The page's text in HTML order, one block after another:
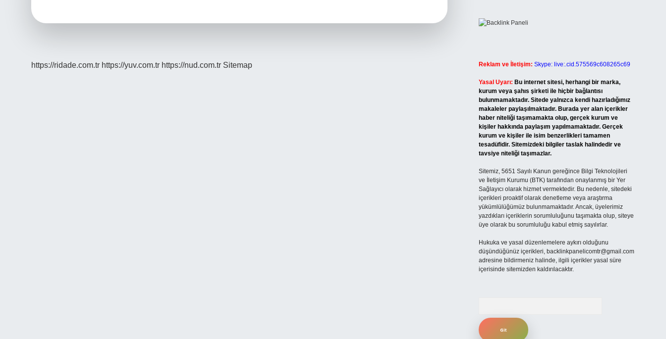
https://ridade.com.tr https://yuv.com.tr https://nud.com.tr Sitemap Reklam ve İletişim: Skype: live:.cid.575569c608265c69
Yasal Uyarı: Bu internet sitesi, herhangi bir marka,
kurum veya şahıs şirketi ile hiçbir bağlantısı
bulunmamaktadır. Sitede yalnızca kendi hazırladığımız
makaleler paylaşılmaktadır. Burada yer alan içerikler
haber niteliği taşımamakta olup, gerçek kurum ve
kişiler hakkında paylaşım yapılmamaktadır. Gerçek
kurum ve kişiler ile isim benzerlikleri tamamen
tesadüfidir. Sitemizdeki bilgiler taslak halindedir ve
tavsiye niteliği taşımazlar.
Sitemiz, 5651 Sayılı Kanun gereğince Bilgi Teknolojileri
ve İletişim Kurumu (BTK) tarafından onaylanmış bir Yer
Sağlayıcı olarak hizmet vermektedir. Bu nedenle, sitedeki
içerikleri proaktif olarak denetleme veya araştırma
yükümlülüğümüz bulunmamaktadır. Ancak, üyelerimiz
yazdıkları içeriklerin sorumluluğunu taşımakta olup, siteye
üye olarak bu sorumluluğu kabul etmiş sayılırlar.
Hukuka ve yasal düzenlemelere aykırı olduğunu
düşündüğünüz içerikleri, backlinkpanelicomtr@gmail.com
adresine bildirmeniz halinde, ilgili içerikler yasal süre
içerisinde sitemizden kaldırılacaktır.